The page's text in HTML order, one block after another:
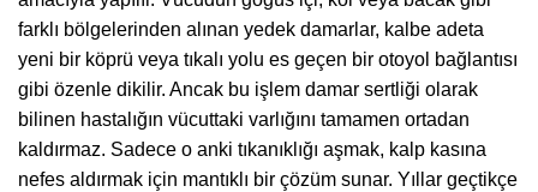
farklı bölgelerinden alınan yedek damarlar, kalbe adeta
yeni bir köprü veya tıkalı yolu es geçen bir otoyol bağlantısı
gibi özenle dikilir. Ancak bu işlem damar sertliği olarak
bilinen hastalığın vücuttaki varlığını tamamen ortadan
kaldırmaz. Sadece o anki tıkanıklığı aşmak, kalp kasına
nefes aldırmak için mantıklı bir çözüm sunar. Yıllar geçtikçe